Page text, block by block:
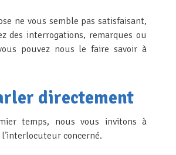
ne vous semble pas satisfaisant,
des interrogations, remarques ou
pouvez nous le faire savoir à
directement
temps, nous vous invitons à
l’interlocuteur concerné.